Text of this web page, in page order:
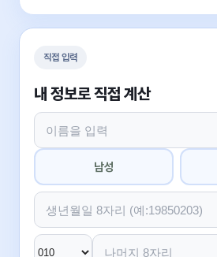
직접 입력
내 정보로 직접 계산
남성